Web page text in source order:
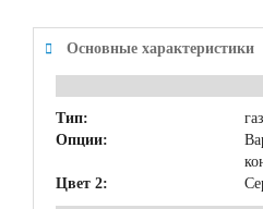
Основные характеристики
Тип:
Опции:
Цвет 2: